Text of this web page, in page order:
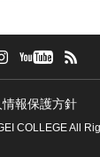
情報保護方針
COLLEGE All